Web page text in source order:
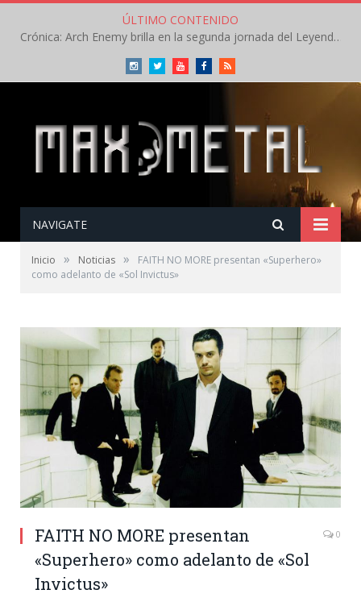
ÚLTIMO CONTENIDO
Crónica: Arch Enemy brilla en la segunda jornada del Leyendas del Rock – Jueves – Agosto 2026
InstagramTwitterYoutubeFacebookRSS
NAVIGATE
Inicio » Noticias »
FAITH NO MORE presentan «Superhero»
como adelanto de «Sol Invictus»
FAITH NO MORE presentan
«Superhero» como adelanto de «Sol
Invictus»
0